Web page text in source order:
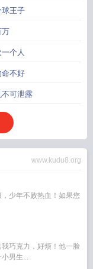
球王子
万
个人
命不好
可泄露
www.kudu8.org
少年不败热血！如果您
巧克力，好烦！他一脸
男生...